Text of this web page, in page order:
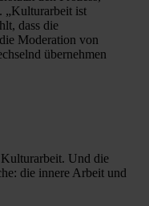
„Kulturarbeit ist
dass die
Moderation von
übernehmen
Und die
die innere Arbeit und